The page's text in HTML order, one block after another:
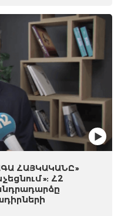
ՀԱՅԿԱԿԱՆԸ»
Հ2